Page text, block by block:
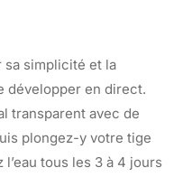
sa simplicité et la
développer en direct.
transparent avec de
plongez-y votre tige
tous les 3 à 4 jours